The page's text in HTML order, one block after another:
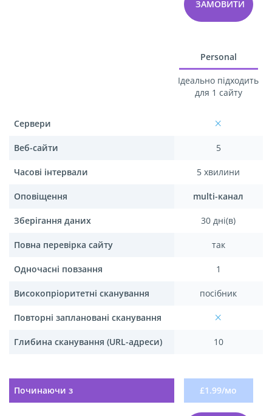
ЗАМОВИТИ
Сервери
Веб-сайти
Часові інтервали
Оповіщення
Зберігання даних
Повна перевірка сайту
Одночасні повзання
Високопріоритетні сканування
Повторні заплановані сканування
Глибина сканування (URL-адреси)
Починаючи з
Personal
Ідеально підходить
для 1 сайту
5
5 хвилини
multi-канал
30 дні(в)
так
1
посібник
10
£1.99/мо